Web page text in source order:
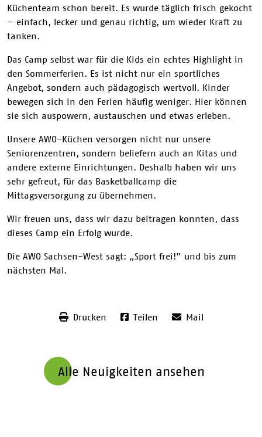
Küchenteam schon bereit. Es wurde täglich frisch gekocht
– einfach, lecker und genau richtig, um wieder Kraft zu
tanken.
Das Camp selbst war für die Kids ein echtes Highlight in
den Sommerferien. Es ist nicht nur ein sportliches
Angebot, sondern auch pädagogisch wertvoll. Kinder
bewegen sich in den Ferien häufig weniger. Hier können
sie sich auspowern, austauschen und etwas erleben.
Unsere AWO-Küchen versorgen nicht nur unsere
Seniorenzentren, sondern beliefern auch an Kitas und
andere externe Einrichtungen. Deshalb haben wir uns
sehr gefreut, für das Basketballcamp die
Mittagsversorgung zu übernehmen.
Wir freuen uns, dass wir dazu beitragen konnten, dass
dieses Camp ein Erfolg wurde.
Die AWO Sachsen-West sagt: „Sport frei!” und bis zum
nächsten Mal.
Drucken Teilen Mail
Alle Neuigkeiten ansehen